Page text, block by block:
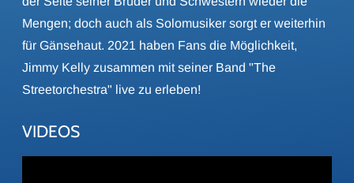
Mengen; doch auch als Solomusiker sorgt er weiterhin
für Gänsehaut. 2021 haben Fans die Möglichkeit,
Jimmy Kelly zusammen mit seiner Band "The
Streetorchestra" live zu erleben!
VIDEOS